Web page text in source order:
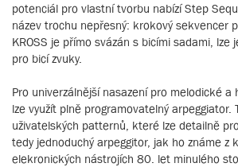
potenciál pro vlastní tvorbu nabízí Step
název trochu nepřesný: krokový sekvencer
KROSS je přímo svázán s bicími sadami, lze
pro bicí zvuky.
Pro univerzálnější nasazení pro melodické a
lze využít plně programovatelný arpeggiator.
uživatelských patternů, které lze detailně
tedy jednoduchý arpeggitor, jak ho známe z
elekronických nástrojích 80. let minulého